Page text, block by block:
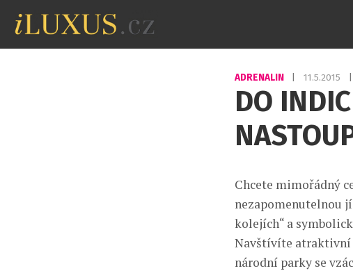
ADRENALIN 11.5.2015
DO
Chcete mimořádný
nezapomenutelnou
kolejích“ a
Navštívíte atraktivní
národní parky se